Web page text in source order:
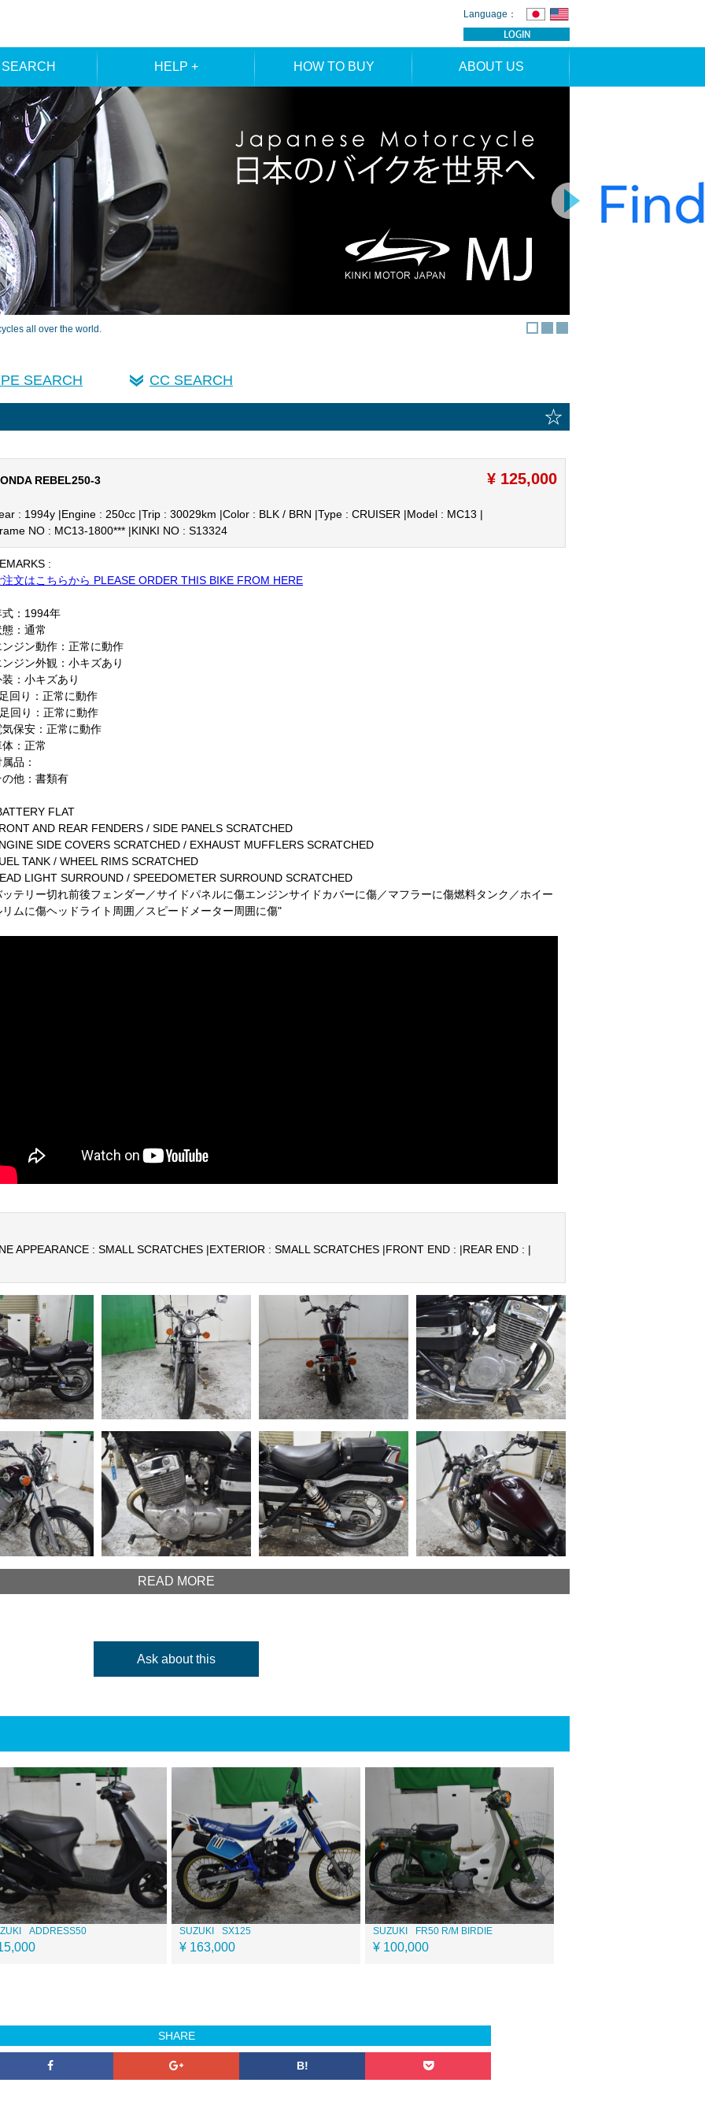
Language：
SEARCH
SEARCH
SEARCH
HELP + HOW TO BUY
MEMBERS
ABOUT US
CONTACT
APPLICATION
all over the world.
SEARCH CC SEARCH
☆
REBEL250-3 ¥ 125,000
: 1994y |Engine : 250cc |Trip : 30029km |Color : BLK / BRN |Type : CRUISER |Model : MC13 |
NO : MC13-1800*** |KINKI NO : S13324
:
注文はこちらから PLEASE ORDER THIS BIKE FROM HERE
式：1994年
態：通常
ンジン動作：正常に動作
ンジン外観：小キズあり
装：小キズあり
回り：正常に動作
回り：正常に動作
気保安：正常に動作
体：正常
品：
の他：書類有
FLAT
AND REAR FENDERS / SIDE PANELS SCRATCHED
SIDE COVERS SCRATCHED / EXHAUST MUFFLERS SCRATCHED
TANK / WHEEL RIMS SCRATCHED
LIGHT SURROUND / SPEEDOMETER SURROUND SCRATCHED
ッテリー切れ前後フェンダー／サイドパネルに傷エンジンサイドカバーに傷／マフラーに傷燃料タンク／ホイー
リムに傷ヘッドライト周囲／スピードメーター周囲に傷"
APPEARANCE : SMALL SCRATCHES |EXTERIOR : SMALL SCRATCHES |FRONT END : |REAR END : |
READ MORE
Ask about this
ADDRESS50 SUZUKI SX125
¥ 163,000
SUZUKI FR50 R/M BIRDIE
¥ 100,000
SHARE
B!